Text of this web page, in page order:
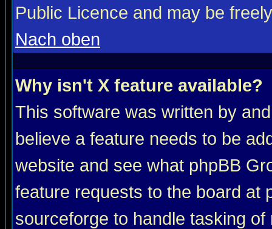
Public Licence and may be
Nach oben
Why isn't X feature available?
This software was written by
believe a feature needs to be
website and see what phpBB
feature requests to the board at
sourceforge to handle tasking